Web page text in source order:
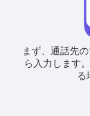
まず、通話先
ら入力します。
る